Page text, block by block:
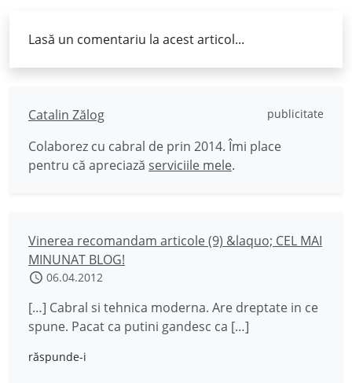
Lasă un comentariu la acest articol...
Catalin Zălog publicitate
Colaborez cu cabral de prin 2014. Îmi place
pentru că apreciază serviciile mele.
Vinerea recomandam articole (9) &laquo; CEL MAI
MINUNAT BLOG!
06.04.2012
[…] Cabral si tehnica moderna. Are dreptate in ce
spune. Pacat ca putini gandesc ca […]
răspunde-i